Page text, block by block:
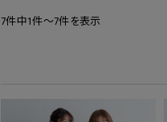
7件中1件～7件を表示